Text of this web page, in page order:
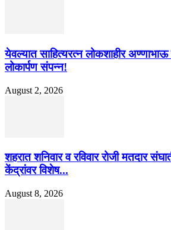
येवल्यात साहित्यरत्न लोकशाहीर अण्णाभाऊ
लोकार्पण संपन्न!
August 2, 2026
शहरात शनिवार व रविवार रोजी मतदार
केंद्रांवर विशेष...
August 8, 2026